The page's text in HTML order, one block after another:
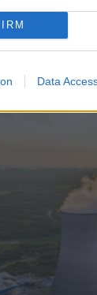
Data
között